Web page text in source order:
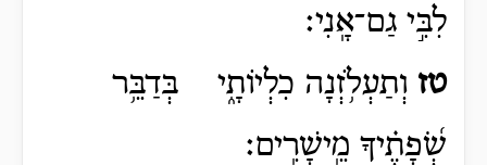
לִבִּ֣י גַם־אָֽנִי׃
טז וְתַעְלֹ֥זְנָה כִלְיוֹתָ֑י בְּדַבֵּ֥ר
שְׂ֝פָתֶ֗יךָ מֵֽישָׁרִֽים׃